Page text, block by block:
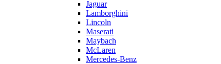
Jaguar
Lamborghini
Lincoln
Maserati
Maybach
McLaren
Mercedes-Benz